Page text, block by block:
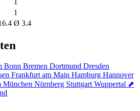
1
Ø 3.4
Bonn Bremen Dortmund Dresden
Frankfurt am Main Hamburg Hannover
München Nürnberg Stuttgart Wuppertal ⬈